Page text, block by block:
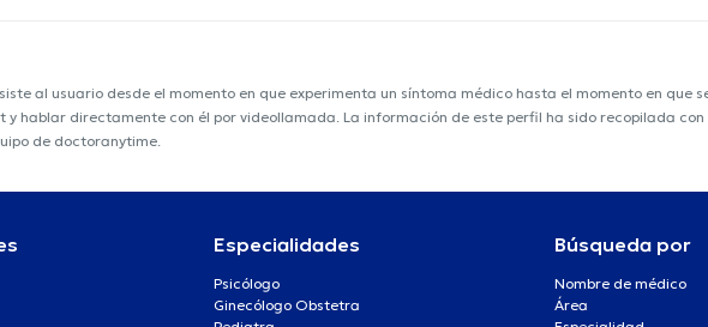
al usuario desde el momento en que experimenta un síntoma médico hasta el momento en que
hablar directamente con él por videollamada. La información de este perfil ha sido recopilada
de doctoranytime.
Especialidades
Psicólogo
Ginecólogo Obstetra
Búsqueda por
Nombre de médico
Área